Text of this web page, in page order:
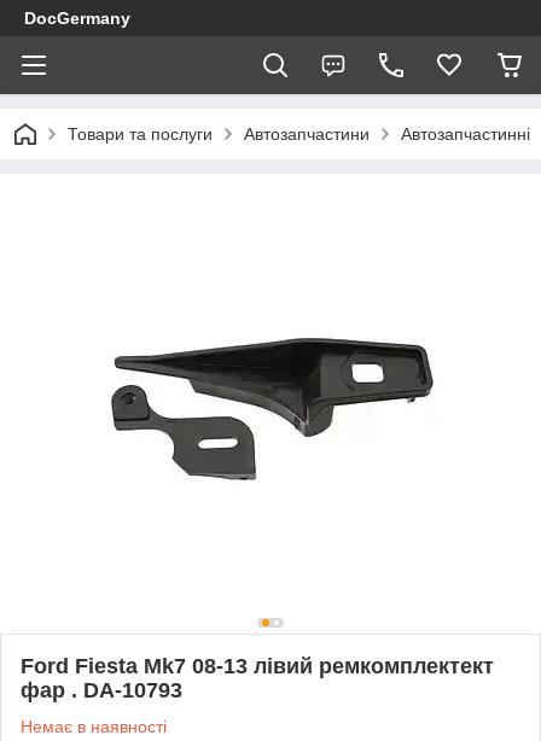
DocGermany
Товари та послуги Автозапчастини Автозапчастинні
Ford Fiesta Mk7 08-13 лівий ремкомплектект
фар . DA-10793
Немає в наявності